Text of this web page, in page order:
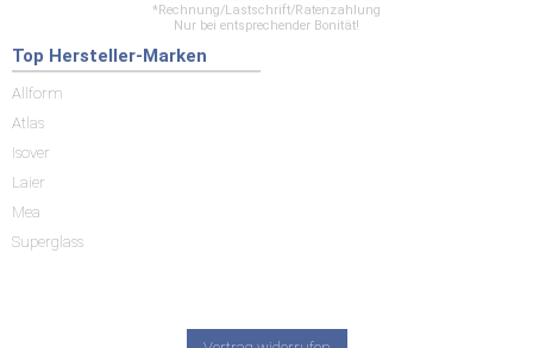
*Rechnung/Lastschrift/Ratenzahlung
Nur bei entsprechender Bonität!
Top Hersteller-Marken
Allform
Atlas
Isover
Laier
Mea
Superglass